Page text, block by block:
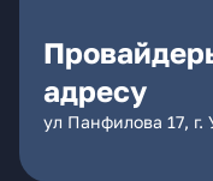
адресу
ул Панфилова 17, г.